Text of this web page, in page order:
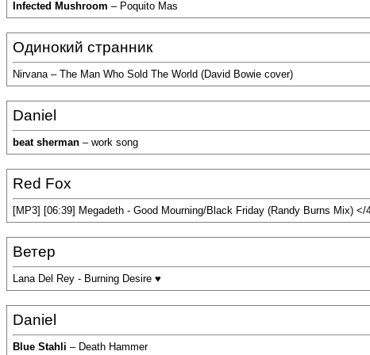
Infected Mushroom – Poquito Mas
Одинокий странник
Nirvana – The Man Who Sold The World (David Bowie cover)
Daniel
beat sherman – work song
Red Fox
[MP3] [06:39] Megadeth - Good Mourning/Black Friday (Randy Burns Mix)
Ветер
Lana Del Rey - Burning Desire ♥
Daniel
Blue Stahli – Death Hammer